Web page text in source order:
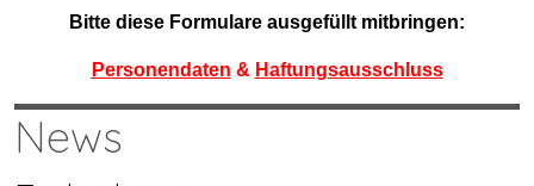
Bitte diese Formulare ausgefüllt mitbringen:
Personendaten & Haftungsausschluss
News